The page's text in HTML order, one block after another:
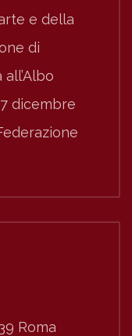
e della
di
dicembre
Roma